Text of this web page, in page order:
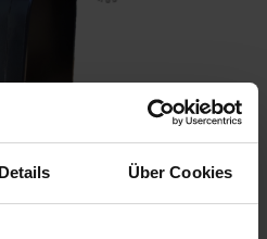
Details Über Cookies